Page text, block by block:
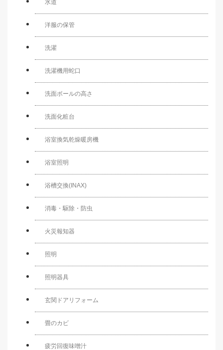
水道
洋服の保管
洗濯
洗濯機用蛇口
洗面ボールの高さ
洗面化粧台
浴室換気乾燥暖房機
浴室照明
浴槽交換(INAX)
消毒・駆除・防虫
火災報知器
照明
照明器具
玄関ドアリフォーム
畳のカビ
疲労回復味噌汁